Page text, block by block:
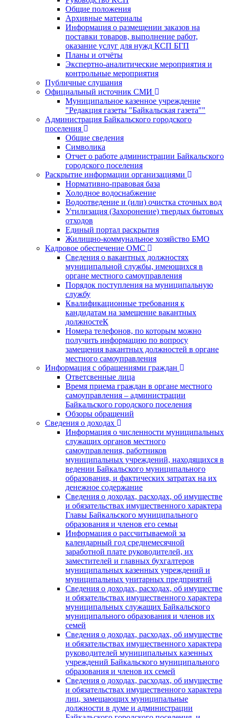
Общие положения
Архивные материалы
Информация о размещении заказов на
поставки товаров, выполнение работ,
оказание услуг для нужд КСП БГП
Планы и отчёты
Экспертно-аналитические мероприятия и
контрольные мероприятия
Публичные слушания
Официальный источник СМИ
Муниципальное казенное учреждение
"Редакция газеты "Байкальская газета""
Администрация Байкальского городского
поселения
Общие сведения
Символика
Отчет о работе администрации Байкальского
городского поселения
Раскрытие информации организациями
Нормативно-правовая база
Холодное водоснабжение
Водоотведение и (или) очистка сточных вод
Утилизация (Захоронение) твердых бытовых
отходов
Единый портал раскрытия
Жилищно-коммунальное хозяйство БМО
Кадровое обеспечение ОМС
Сведения о вакантных должностях
муниципальной службы, имеющихся в
органе местного самоуправления
Порядок поступления на муниципальную
службу
Квалификационные требования к
кандидатам на замещение вакантных
должностеК
Номера телефонов, по которым можно
получить информацию по вопросу
замещения вакантных должностей в органе
местного самоуправления
Информация с обращениями граждан
Ответсвенные лица
Время приема граждан в органе местного
самоуправления – администрации
Байкальского городского поселения
Обзоры обращений
Сведения о доходах
Информация о численности муниципальных
служащих органов местного
самоуправления, работников
муниципальных учреждений, находящихся в
ведении Байкальского муниципального
образования, и фактических затратах на их
денежное содержание
Сведения о доходах, расходах, об имуществе
и обязательствах имущественного характера
Главы Байкальского муниципального
образования и членов его семьи
Информация о рассчитываемой за
календарный год среднемесячной
заработной плате руководителей, их
заместителей и главных бухгалтеров
муниципальных казенных учреждений и
муниципальных унитарных предприятий
Сведения о доходах, расходах, об имуществе
и обязательствах имущественного характера
муниципальных служащих Байкальского
муниципального образования и членов их
семей
Сведения о доходах, расходах, об имуществе
и обязательствах имущественного характера
руководителей муниципальных казенных
учреждений Байкальского муниципального
образования и членов их семей
Сведения о доходах, расходах, об имуществе
и обязательствах имущественного характера
лиц, замещающих муниципальные
должности в думе и администрации